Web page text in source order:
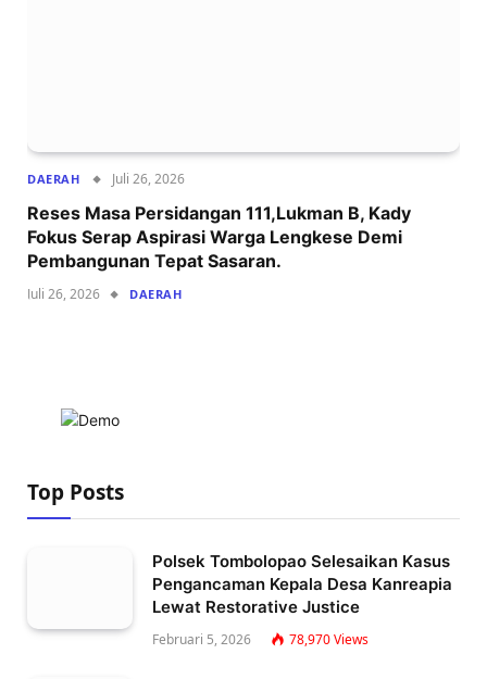
DAERAH Juli 26, 2026
Reses Masa Persidangan 111,Lukman B, Kady
Fokus Serap Aspirasi Warga Lengkese Demi
Pembangunan Tepat Sasaran.
Juli 26, 2026 DAERAH
Top Posts
Polsek Tombolopao Selesaikan Kasus
Pengancaman Kepala Desa Kanreapia
Lewat Restorative Justice
Februari 5, 2026 78,970Views